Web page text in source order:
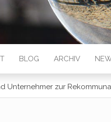
BLOG ARCHIV
Unternehmer zur